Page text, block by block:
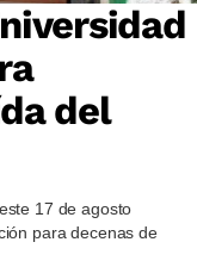
del
17 de agosto
para decenas de